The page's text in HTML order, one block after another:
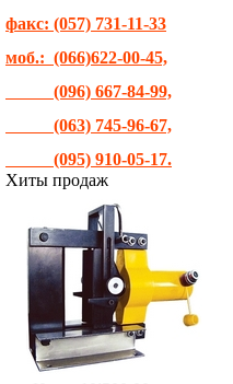
факс: (057) 731-11-33
моб.: (066)622-00-45,
(096) 667-84-99,
(063) 745-96-67,
(095) 910-05-17.
Хиты продаж